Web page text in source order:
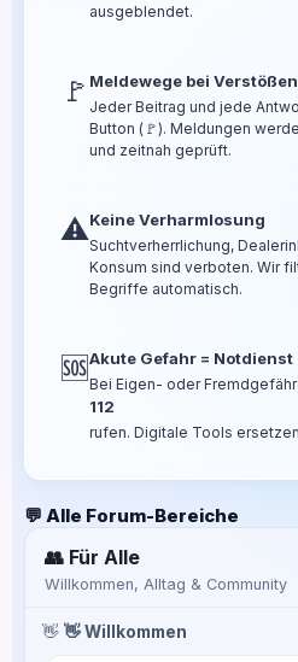
ausgeblendet.
🚩 Meldewege bei Verstößen
Jeder Beitrag und jede
Button (🚩). Meldungen
und zeitnah geprüft.
⚠️Keine Verharmlosung
Suchtverherrlichung,
Konsum sind verboten. Wir
Begriffe automatisch.
🆘Akute Gefahr = Notdienst
Bei Eigen- oder
112
rufen. Digitale Tools
💬 Alle Forum-Bereiche
👥 Für Alle
Willkommen, Alltag & Community
👋 👋 Willkommen